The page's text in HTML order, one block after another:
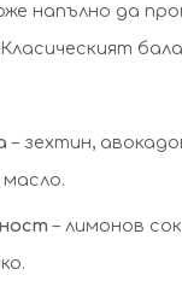
напълно да
– зехтин,
– лимонов